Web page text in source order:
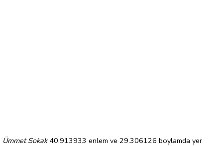
Ümmet Sokak40.913933 enlem ve 29.306126 boylamda yer